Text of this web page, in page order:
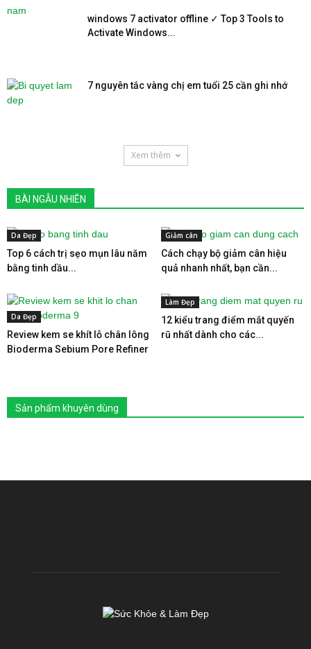
windows 7 activator offline ✓ Top 3 Tools to
Activate Windows...
7 nguyên tắc vàng chị em tuổi 25 cần ghi nhớ
Xem thêm
BÀI NGẪU NHIÊN
Da Đẹp
Top 6 cách trị sẹo mụn lâu năm
bằng tinh dầu...
Giảm cân
Cách chạy bộ giảm cân hiệu
quả nhanh nhất, bạn cần...
Da Đẹp
Review kem se khít lỗ chân lông
Bioderma Sebium Pore Refiner
Làm Đẹp
12 kiểu trang điểm mắt quyến
rũ nhất dành cho các...
Sản phẩm khuyên dùng